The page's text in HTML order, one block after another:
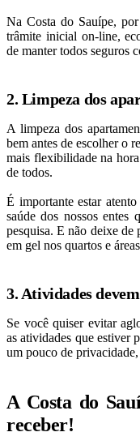
Na Costa do Sauípe,
trâmite inicial on-line,
de manter todos seguros
2. Limpeza dos
A limpeza dos
bem antes de escolher o
mais flexibilidade na
de todos.
É importante estar
saúde dos nossos entes
pesquisa. E não deixe de
em gel nos quartos e
3. Atividades
Se você quiser evitar
as atividades que estiver
um pouco de
A Costa do
receber!